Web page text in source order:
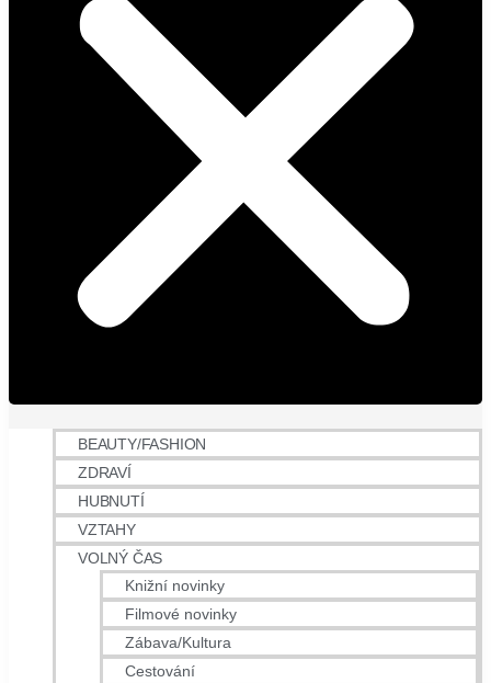
BEAUTY/FASHION
ZDRAVÍ
HUBNUTÍ
VZTAHY
VOLNÝ ČAS
Knižní novinky
Filmové novinky
Zábava/Kultura
Cestování